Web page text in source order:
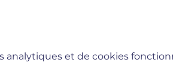
analytiques et de cookies